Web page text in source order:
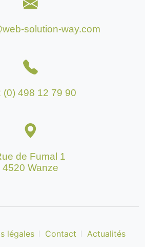
solution-way.com
(0) 498 12 79 90
de Fumal 1
4520 Wanze
légales Contact Actualités